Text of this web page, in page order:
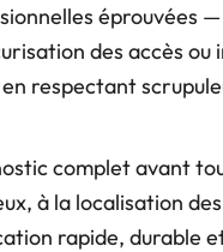
éprouvées —
des accès ou
respectant
complet avant
à la localisation
rapide, durable